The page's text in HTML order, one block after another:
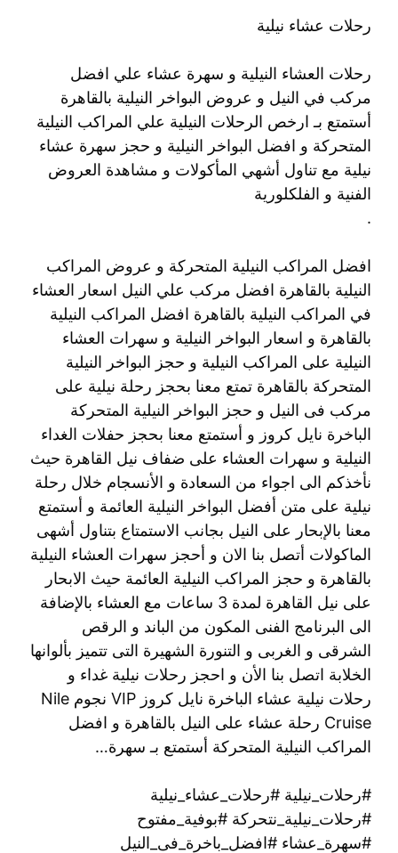
رحلات عشاء نيلية
رحلات العشاء النيلية و سهرة عشاء علي افضل
مركب في النيل و عروض البواخر النيلية بالقاهرة
أستمتع بـ ارخص الرحلات النيلية علي المراكب النيلية
المتحركة و افضل البواخر النيلية و حجز سهرة عشاء
نيلية مع تناول أشهي المأكولات و مشاهدة العروض
الفنية و الفلكلورية
.
افضل المراكب النيلية المتحركة و عروض المراكب
النيلية بالقاهرة افضل مركب علي النيل اسعار العشاء
في المراكب النيلية بالقاهرة افضل المراكب النيلية
بالقاهرة و اسعار البواخر النيلية و سهرات العشاء
النيلية على المراكب النيلية و حجز البواخر النيلية
المتحركة بالقاهرة تمتع معنا بحجز رحلة نيلية على
مركب فى النيل و حجز البواخر النيلية المتحركة
الباخرة نايل كروز و أستمتع معنا بحجز حفلات الغداء
النيلية و سهرات العشاء على ضفاف نيل القاهرة حيث
نأخذكم الى اجواء من السعادة و الأنسجام خلال رحلة
نيلية على متن أفضل البواخر النيلية العائمة و أستمتع
معنا بالإبحار على النيل بجانب الاستمتاع بتناول أشهى
الماكولات أتصل بنا الان و أحجز سهرات العشاء النيلية
بالقاهرة و حجز المراكب النيلية العائمة حيث الابحار
على نيل القاهرة لمدة 3 ساعات مع العشاء بالإضافة
الى البرنامج الفنى المكون من الباند و الرقص
الشرقى و الغربى و التنورة الشهيرة التى تتميز بألوانها
الخلابة اتصل بنا الأن و احجز رحلات نيلية غداء و
رحلات نيلية عشاء الباخرة نايل كروز VIP نجوم Nile
Cruise رحلة عشاء على النيل بالقاهرة و افضل
المراكب النيلية المتحركة أستمتع بـ سهرة…
#رحلات_نيلية #رحلات_عشاء_نيلية
#رحلات_نيلية_نتحركة #بوفية_مفتوح
#سهرة_عشاء #افضل_باخرة_فى_النيل